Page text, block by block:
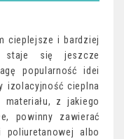
cieplejsze i bardziej
staje się jeszcze
popularność idei
izolacyjność cieplna
z jakiego
powinny zawierać
poliuretanowej albo